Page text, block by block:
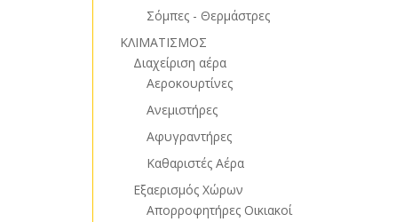
Σόμπες - Θερμάστρες
ΚΛΙΜΑΤΙΣΜΟΣ
Διαχείριση αέρα
Αεροκουρτίνες
Ανεμιστήρες
Αφυγραντήρες
Καθαριστές Αέρα
Εξαερισμός Χώρων
Απορροφητήρες Οικιακοί